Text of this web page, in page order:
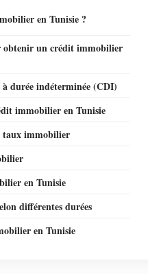
en Tunisie ?
obtenir un crédit immobilier
durée indéterminée (CDI)
immobilier en Tunisie
taux immobilier
en Tunisie
différentes durées
en Tunisie